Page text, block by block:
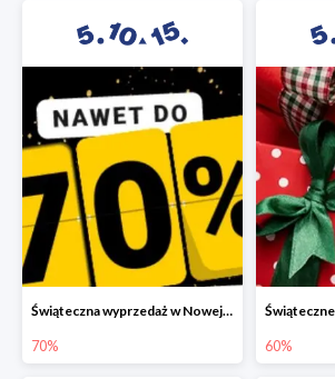
Świąteczna wyprzedaż w Nowej Erze - National Geographic Learning -70%
70% 60%